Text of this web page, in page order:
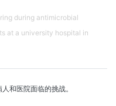
during antimicrobial
at a university hospital in
和医院面临的挑战。